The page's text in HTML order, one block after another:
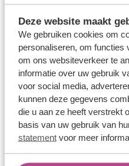
Deze website maakt
We gebruiken cookies om
personaliseren, om functies
om ons websiteverkeer te
informatie over uw gebruik
voor social media,
kunnen deze gegevens
die u aan ze heeft verstrekt
basis van uw gebruik van
statementvoor meer
Memoireringen
Verlovingsringen
Vriendschapsringen
Over ons
Aller Spanninga
Historie
Certificaten